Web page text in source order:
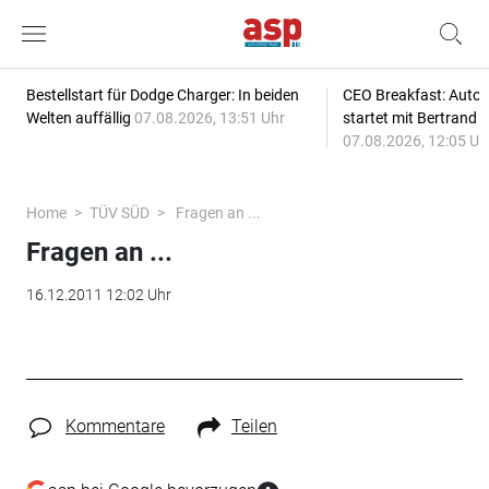
Bestellstart für Dodge Charger: In beiden
Welten auffällig 07.08.2026, 13:51 Uhr
CEO Breakfast:
startet mit Bertrand
07.08.2026, 12:05
Home TÜV SÜD Fragen an ...
Fragen an ...
16.12.2011 12:02 Uhr
Kommentare Teilen